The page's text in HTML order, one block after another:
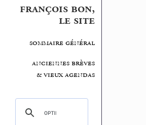
françois bon,
le site
sommaire général
anciennes brèves
& vieux agendas